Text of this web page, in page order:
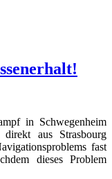
in Schwegenheim
aus Strasbourg
fast
dieses Problem